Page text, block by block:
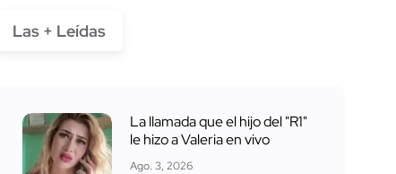
Las + Leídas
La llamada que el hijo del "R1"
le hizo a Valeria en vivo
Ago. 3, 2026